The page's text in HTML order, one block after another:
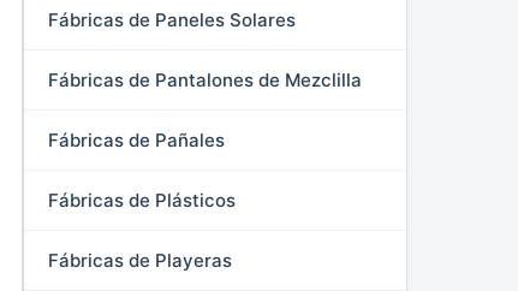
Fábricas de Paneles Solares
Fábricas de Pantalones de Mezclilla
Fábricas de Pañales
Fábricas de Plásticos
Fábricas de Playeras